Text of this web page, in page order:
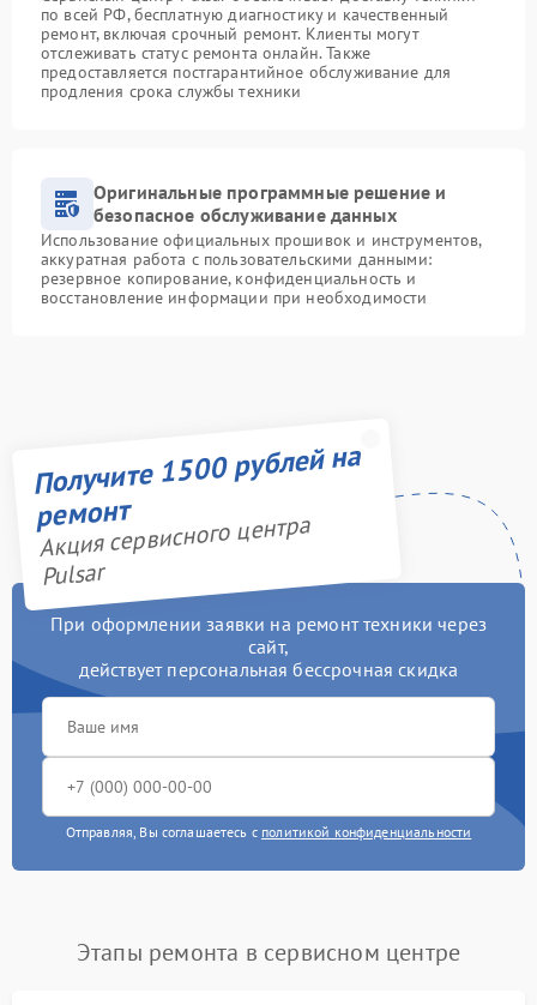
по всей РФ, бесплатную диагностику и качественный
ремонт, включая срочный ремонт. Клиенты могут
отслеживать статус ремонта онлайн. Также
предоставляется постгарантийное обслуживание для
продления срока службы техники
Оригинальные программные решение и
безопасное обслуживание данных
Использование официальных прошивок и инструментов,
аккуратная работа с пользовательскими данными:
резервное копирование, конфиденциальность и
восстановление информации при необходимости
Получите 1500 рублей на
ремонт
Акция сервисного центра
Pulsar
При оформлении заявки на ремонт техники через
сайт,
действует персональная бессрочная скидка
Отправляя, Вы соглашаетесь с политикой конфиденциальности
Этапы ремонта в сервисном центре